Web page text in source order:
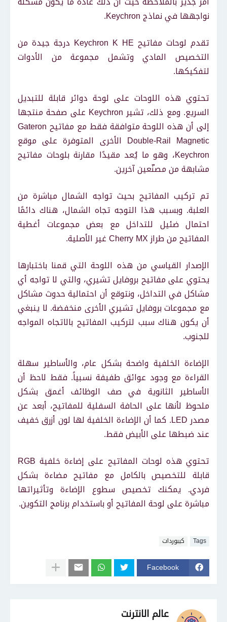
نواجهها في نماذج Keychron.
تقدم لوحات مفاتيح Keychron K HE درجة جيدة من
التخصيص المادي وتشمل مجموعة من الأدوات
لتفكيكها.
تحتوي هذه اللوحات على لوحة دوائر قابلة للتبديل
السريع. ومع ذلك، تشير Keychron على صفحة منتجها
إلى أن هذه اللوحة متوافقة فقط مع مفاتيح Gateron
Double-Rail Magnetic الأخرى المتوفرة على موقع
Keychron، وهو ما يُعد مقيدًا مقارنة بلوحات مفاتيح
مشابهة من مصنّعين آخرين.
تم تركيب المفاتيح بحيث تواجه الشمال مباشرة من
العلبة. وبسبب هذا التوجه تجاه الشمال، هناك دائمًا
احتمال ضئيل للتداخل مع بعض مجموعات أغطية
المفاتيح من طراز Cherry MX غير الأصلية.
الإصدار القياسي من هذه اللوحة التي قمنا باختبارها
يحتوي على مفاتيح بروفايل تشيري، والتي لا تواجه أي
مشاكل في التداخل، ونتوقع أن احتمالية حدوث مشاكل
مع مجموعات بروفايل تشيري الأخرى منخفضة. لا ينبغي
أن يكون هناك سبب لتركيب المفاتيح بالاتجاه المواجه
للجنوب.
الإضاءة الخلفية واضحة بشكل عام، والأساطير سهلة
القراءة مع وجود عوائق طفيفة نسبياً. فقط لاحظ أن
الأساطير الثانوية في صف الوظائف أغمق بشكل
ملحوظ لأنها على الحافة السفلية للمفاتيح، أبعد عن
مصدر LED. كما أن الإضاءة الخلفية لها لون أزرق خفيف
عند ضبطها على الأبيض فقط.
تحتوي هذه لوحات المفاتيح على إضاءة خلفية RGB
قابلة للتخصيص بالكامل مع مفاتيح مضاءة بشكل
فردي. يمكنك تخصيص سطوع الإضاءة وتأثيراتها
مباشرة على لوحة المفاتيح أو باستخدام برنامج التكوين.
Tags كيبوردات
Facebook
عالم الانترنت